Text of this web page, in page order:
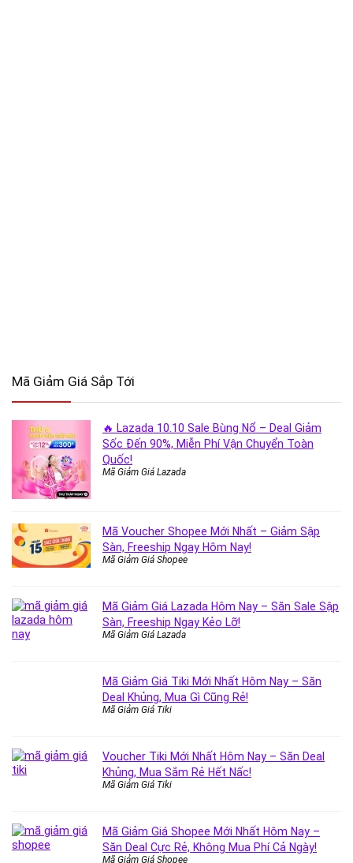
Mã Giảm Giá Sắp Tới
🔥 Lazada 10.10 Sale Bùng Nổ – Deal Giảm
Sốc Đến 90%, Miễn Phí Vận Chuyển Toàn
Quốc!
Mã Giảm Giá Lazada
Mã Voucher Shopee Mới Nhất – Giảm Sập
Sàn, Freeship Ngay Hôm Nay!
Mã Giảm Giá Shopee
Mã Giảm Giá Lazada Hôm Nay – Săn Sale Sập
Sàn, Freeship Ngay Kẻo Lỡ!
Mã Giảm Giá Lazada
Mã Giảm Giá Tiki Mới Nhất Hôm Nay – Săn
Deal Khủng, Mua Gì Cũng Rẻ!
Mã Giảm Giá Tiki
Voucher Tiki Mới Nhất Hôm Nay – Săn Deal
Khủng, Mua Sắm Rẻ Hết Nấc!
Mã Giảm Giá Tiki
Mã Giảm Giá Shopee Mới Nhất Hôm Nay –
Săn Deal Cực Rẻ, Không Mua Phí Cả Ngày!
Mã Giảm Giá Shopee